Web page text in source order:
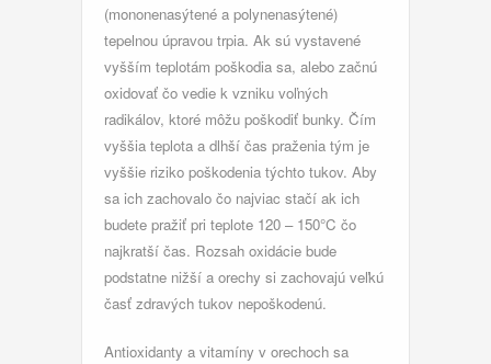
(mononenasýtené a polynenasýtené)
tepelnou úpravou trpia. Ak sú vystavené
vyšším teplotám poškodia sa, alebo začnú
oxidovať čo vedie k vzniku voľných
radikálov, ktoré môžu poškodiť bunky. Čím
vyššia teplota a dlhší čas praženia tým je
vyššie riziko poškodenia týchto tukov. Aby
sa ich zachovalo čo najviac stačí ak ich
budete pražiť pri teplote 120 – 150°C čo
najkratší čas. Rozsah oxidácie bude
podstatne nižší a orechy si zachovajú veľkú
časť zdravých tukov nepoškodenú.
Antioxidanty a vitamíny v orechoch sa